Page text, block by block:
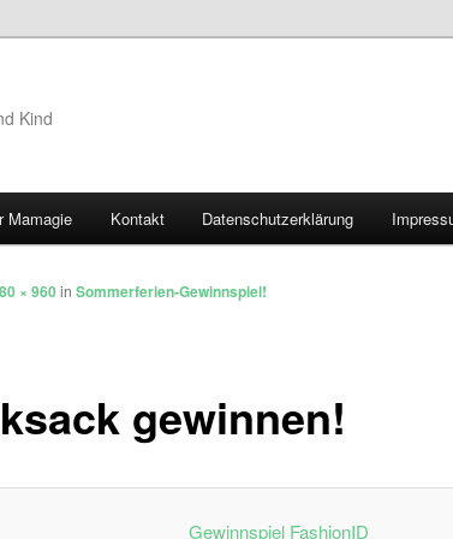
Kind
Mamagie Kontakt Datenschutzerklärung
gewinnen!
× 960in Sommerferien-Gewinnspiel!